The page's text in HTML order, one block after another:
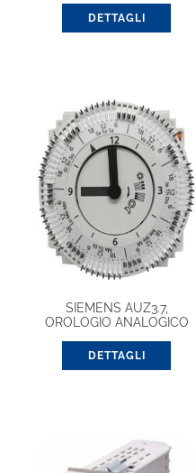
SOSTITUITO DA UCE13.5)
DETTAGLI
SIEMENS AUZ3.7,
OROLOGIO ANALOGICO
DETTAGLI